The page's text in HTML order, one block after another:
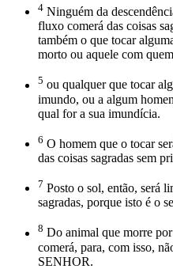
4 Ninguém da
fluxo comerá das coisas
também o que tocar
morto ou aquele com
5 ou qualquer que tocar
imundo, ou a algum
qual for a sua imundícia.
6 O homem que o tocar
das coisas sagradas sem
7 Posto o sol, então, será
sagradas, porque isto é o
8 Do animal que morre
comerá, para, com isso,
SENHOR.